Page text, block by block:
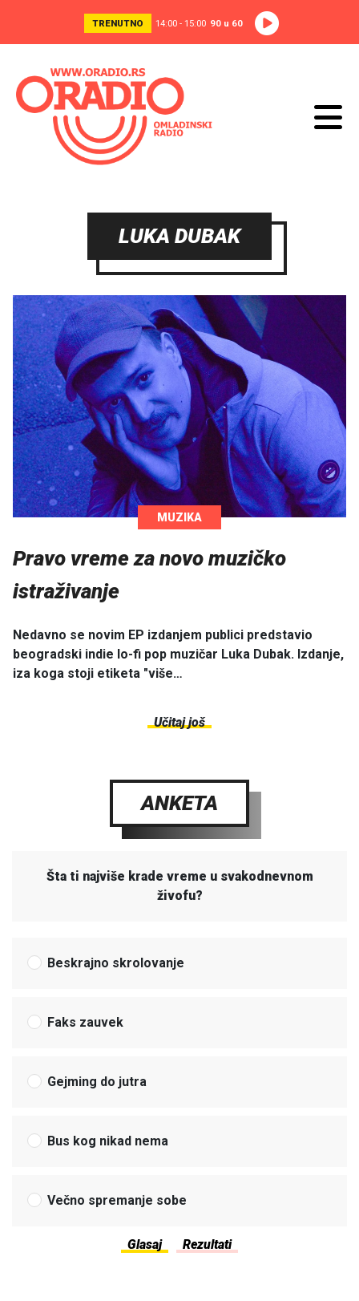
TRENUTNO 14:00 - 15:00 90 u 60
LUKA DUBAK
MUZIKA
Pravo vreme za novo muzičko
istraživanje
Nedavno se novim EP izdanjem publici predstavio
beogradski indie lo-fi pop muzičar Luka Dubak. Izdanje,
iza koga stoji etiketa "više…
Učitaj još
ANKETA
Šta ti najviše krade vreme u svakodnevnom
živofu?
Beskrajno skrolovanje
Faks zauvek
Gejming do jutra
Bus kog nikad nema
Večno spremanje sobe